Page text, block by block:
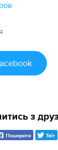
з
Поширити Твіт